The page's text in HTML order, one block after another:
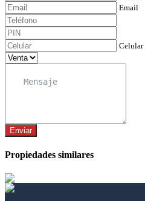
Email
Celular
Enviar
Propiedades similares